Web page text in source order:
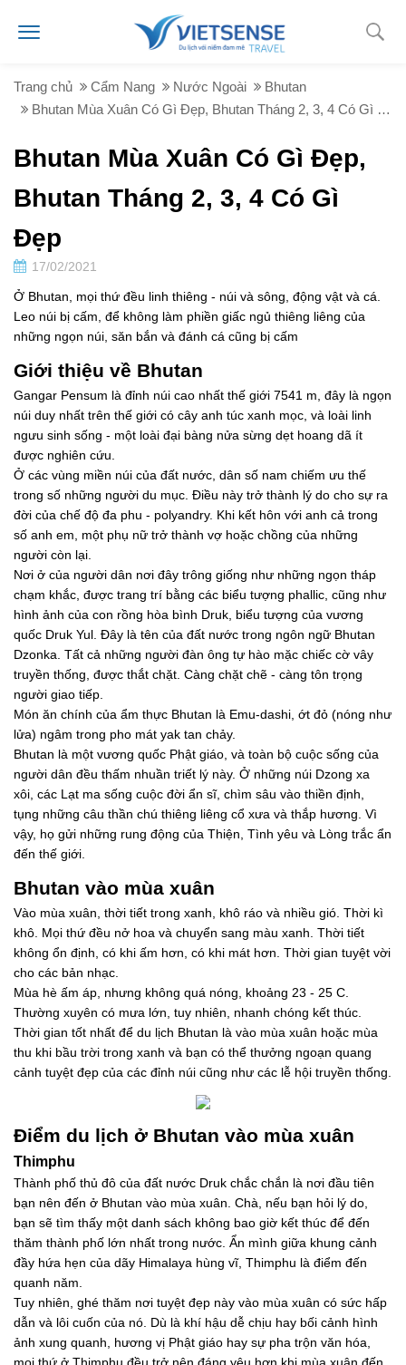
Trang chủ Cẩm Nang Nước Ngoài
Bhutan
Bhutan Mùa Xuân Có Gì Đẹp, Bhutan Tháng 2, 3, 4 Có Gì Đẹp
Bhutan Mùa Xuân Có Gì Đẹp,
Bhutan Tháng 2, 3, 4 Có Gì
Đẹp
17/02/2021
Ở Bhutan, mọi thứ đều linh thiêng - núi và sông, động vật và cá.
Leo núi bị cấm, để không làm phiền giấc ngủ thiêng liêng của
những ngọn núi, săn bắn và đánh cá cũng bị cấm
Giới thiệu về Bhutan
Gangar Pensum là đỉnh núi cao nhất thế giới 7541 m, đây là ngọn
núi duy nhất trên thế giới có cây anh túc xanh mọc, và loài linh
ngưu sinh sống - một loài đại bàng nửa sừng dẹt hoang dã ít
được nghiên cứu.
Ở các vùng miền núi của đất nước, dân số nam chiếm ưu thế
trong số những người du mục. Điều này trở thành lý do cho sự ra
đời của chế độ đa phu - polyandry. Khi kết hôn với anh cả trong
số anh em, một phụ nữ trở thành vợ hoặc chồng của những
người còn lại.
Nơi ở của người dân nơi đây trông giống như những ngọn tháp
chạm khắc, được trang trí bằng các biểu tượng phallic, cũng như
hình ảnh của con rồng hòa bình Druk, biểu tượng của vương
quốc Druk Yul. Đây là tên của đất nước trong ngôn ngữ Bhutan
Dzonka. Tất cả những người đàn ông tự hào mặc chiếc cờ vây
truyền thống, được thắt chặt. Càng chặt chẽ - càng tôn trọng
người giao tiếp.
Món ăn chính của ẩm thực Bhutan là Emu-dashi, ớt đỏ (nóng như
lửa) ngâm trong pho mát yak tan chảy.
Bhutan là một vương quốc Phật giáo, và toàn bộ cuộc sống của
người dân đều thấm nhuần triết lý này. Ở những núi Dzong xa
xôi, các Lạt ma sống cuộc đời ẩn sĩ, chìm sâu vào thiền định,
tụng những câu thần chú thiêng liêng cổ xưa và thắp hương. Vì
vậy, họ gửi những rung động của Thiện, Tình yêu và Lòng trắc ẩn
đến thế giới.
Bhutan vào mùa xuân
Vào mùa xuân, thời tiết trong xanh, khô ráo và nhiều gió. Thời kì
khô. Mọi thứ đều nở hoa và chuyển sang màu xanh. Thời tiết
không ổn định, có khi ấm hơn, có khi mát hơn. Thời gian tuyệt vời
cho các bản nhạc.
Mùa hè ấm áp, nhưng không quá nóng, khoảng 23 - 25 C.
Thường xuyên có mưa lớn, tuy nhiên, nhanh chóng kết thúc.
Thời gian tốt nhất để du lịch Bhutan là vào mùa xuân hoặc mùa
thu khi bầu trời trong xanh và bạn có thể thưởng ngoạn quang
cảnh tuyệt đẹp của các đỉnh núi cũng như các lễ hội truyền thống.
Điểm du lịch ở Bhutan vào mùa xuân
Thimphu
Thành phố thủ đô của đất nước Druk chắc chắn là nơi đầu tiên
bạn nên đến ở Bhutan vào mùa xuân. Chà, nếu bạn hỏi lý do,
bạn sẽ tìm thấy một danh sách không bao giờ kết thúc để đến
thăm thành phố lớn nhất trong nước. Ẩn mình giữa khung cảnh
đầy hứa hẹn của dãy Himalaya hùng vĩ, Thimphu là điểm đến
quanh năm.
Tuy nhiên, ghé thăm nơi tuyệt đẹp này vào mùa xuân có sức hấp
dẫn và lôi cuốn của nó. Dù là khí hậu dễ chịu hay bối cảnh hình
ảnh xung quanh, hương vị Phật giáo hay sự pha trộn văn hóa,